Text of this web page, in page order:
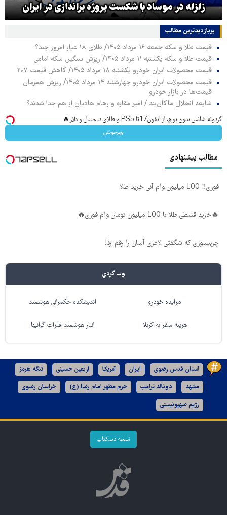
زلزله در موساد با شکست پروژه براندازی در ایران
پربازدیدترین‌ مطالب
قیمت طلا و سکه جمعه ۱۶ مرداد ۱۴۰۵/ طلای ۱۸ عیار امروز چند؟
قیمت طلا و سکه یکشنبه ۱۱ مرداد ۱۴۰۵/ ریزش سنگین سکه امامی
قیمت محصولات ایران خودرو یکشنبه ۱۸ مرداد ۱۴۰۵/ کاهش قیمت ۲۰۷
قیمت محصولات ایران خودرو چهارشنبه ۱۴ مرداد ۱۴۰۵/ ریزش همزمان
قیمت‌ها در بازار خودرو
شایعه انحلال ماکان‌بند / امیر مقاره و رهام هادیان از هم جدا شدند؟
گردونه شانس بدون پوچ، از آیفون17تا PS5 و طلای دیجیتال و دلار🔥
بچرخونش
مطالب پیشنهادی
فوری‼️ 100 میلیون وام آنی خرید طلا
🔥خرید قسطی طلا با 100 میلیون تومان وام فوری🔥
چربیسوزی که شگفتی لاغری آسان را رقم زد!
وب گردی
مزایده خودرو اندیشکده حکمرانی هوشمند
هزینه سفر به کربلا انبار هوشمند فلزات گرانبها
آستان قدس رضوی ایران آمریکا اربعین حسینی تنگه هرمز
مشهد دونالد ترامپ حرم مطهر امام رضا (ع) خراسان رضوی
رژیم صهیونیستی
نسخه دسکتاپ